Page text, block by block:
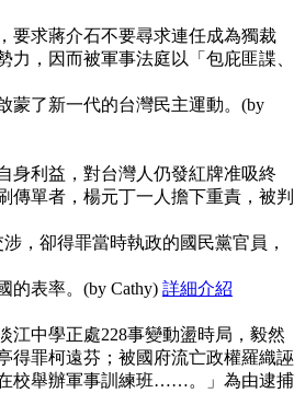
要求蔣介石不要尋求連任成為獨裁
，因而被軍事法庭以「包庇匪諜、
蒙了新一代的台灣民主運動。(by
身利益，對台灣人仍發紅牌准吸終
傳單者，楊元丁一人擔下重責，被判
，卻得罪當時執政的國民黨官員，
的表率。(by Cathy) 詳細介紹
江中學正處228事變動盪時局，毅然
得罪柯遠芬；被國府流亡政權羅織誣
校舉辦軍事訓練班……。」為由逮捕